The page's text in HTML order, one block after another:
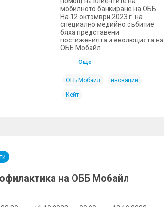
мобилното банкиране на ОББ.
На 12 октомври 2023 г. на
специално медийно събитие
бяха представени
постиженията и еволюцията на
ОББ Мобайл.
Още
ОББ Мобайл иновации
Кейт
на ОББ Мобайл